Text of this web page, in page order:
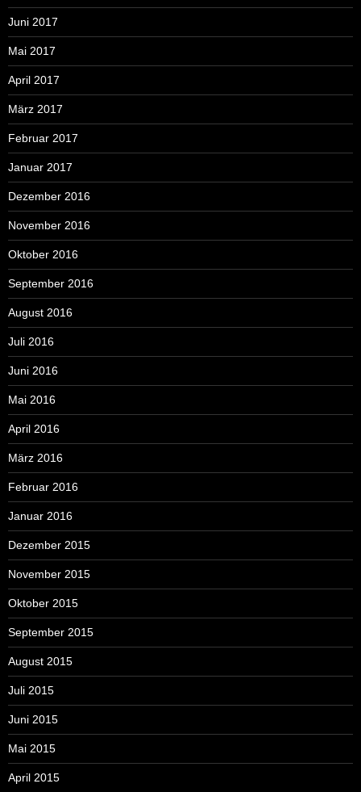
Juni 2017
Mai 2017
April 2017
März 2017
Februar 2017
Januar 2017
Dezember 2016
November 2016
Oktober 2016
September 2016
August 2016
Juli 2016
Juni 2016
Mai 2016
April 2016
März 2016
Februar 2016
Januar 2016
Dezember 2015
November 2015
Oktober 2015
September 2015
August 2015
Juli 2015
Juni 2015
Mai 2015
April 2015